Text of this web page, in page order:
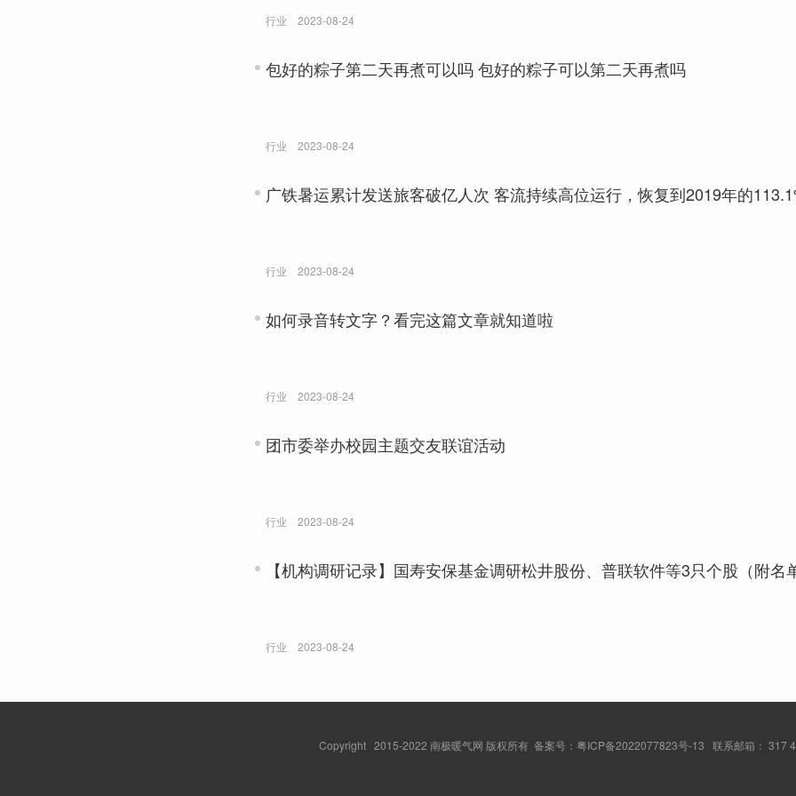
行业 2023-08-24
包好的粽子第二天再煮可以吗 包好的粽子可以第二天再煮吗
行业 2023-08-24
广铁暑运累计发送旅客破亿人次 客流持续高位运行，恢复到2019年的
行业 2023-08-24
如何录音转文字？看完这篇文章就知道啦
行业 2023-08-24
团市委举办校园主题交友联谊活动
行业 2023-08-24
【机构调研记录】国寿安保基金调研松井股份、普联软件等3只个股（附名
行业 2023-08-24
Copyright 2015-2022 南极暖气网 版权所有 备案号： 粤ICP备2022077823号-13 联系邮箱： 317